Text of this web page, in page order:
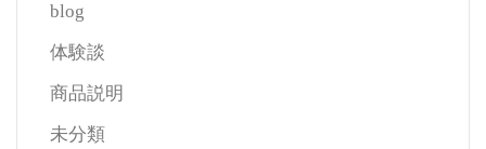
blog
体験談
商品説明
未分類